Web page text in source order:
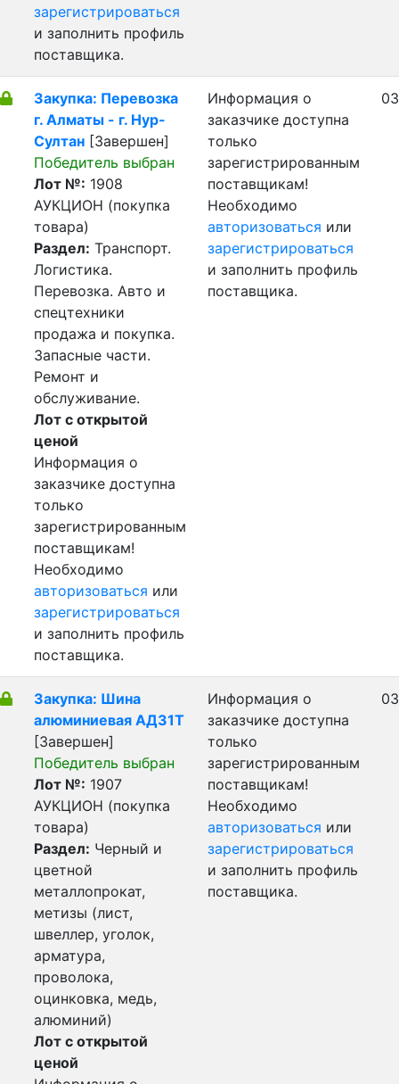
зарегистрироваться
и заполнить профиль
поставщика.
Закупка: Перевозка
г. Алматы - г. Нур-
Султан [Завершен]
Победитель выбран
Лот №: 1908
АУКЦИОН (покупка
товара)
Раздел: Транспорт.
Логистика.
Перевозка. Авто и
спецтехники
продажа и покупка.
Запасные части.
Ремонт и
обслуживание.
Лот с открытой
ценой
Информация о
заказчике доступна
только
зарегистрированным
поставщикам!
Необходимо
авторизоваться или
зарегистрироваться
и заполнить профиль
поставщика.
Информация о
заказчике доступна
только
зарегистрированным
поставщикам!
Необходимо
авторизоваться или
зарегистрироваться
и заполнить профиль
поставщика.
Закупка: Шина
алюминиевая АД31Т
[Завершен]
Победитель выбран
Лот №: 1907
АУКЦИОН (покупка
товара)
Раздел: Черный и
цветной
металлопрокат,
метизы (лист,
швеллер, уголок,
арматура,
проволока,
оцинковка, медь,
алюминий)
Лот с открытой
ценой
Информация о
заказчике доступна
только
зарегистрированным
поставщикам!
Необходимо
авторизоваться или
зарегистрироваться
и заполнить профиль
поставщика.